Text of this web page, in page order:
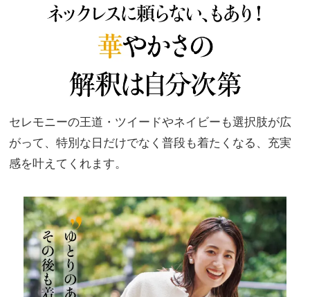
セレモニーの王道・ツイードやネイビーも選択肢が広
がって、特別な日だけでなく普段も着たくなる、充実
感を叶えてくれます。